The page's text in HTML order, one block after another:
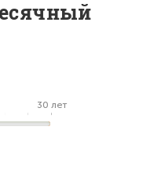
30 лет